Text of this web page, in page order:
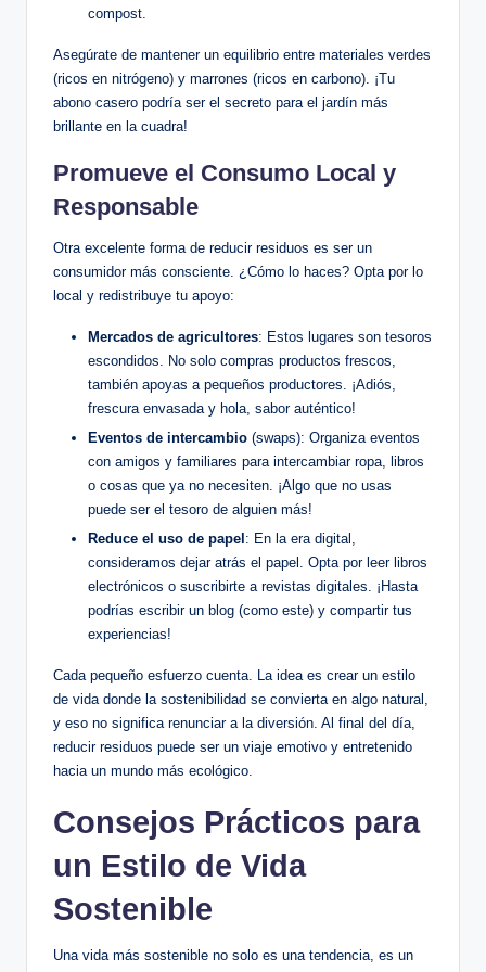
compost.
Asegúrate de mantener un equilibrio entre materiales verdes
(ricos en nitrógeno) y marrones (ricos en carbono). ¡Tu
abono casero podría ser el secreto para el jardín más
brillante en la cuadra!
Promueve el Consumo Local y
Responsable
Otra excelente forma de reducir residuos es ser un
consumidor más consciente. ¿Cómo lo haces? Opta por lo
local y redistribuye tu apoyo:
Mercados de agricultores: Estos lugares son tesoros
escondidos. No solo compras productos frescos,
también apoyas a pequeños productores. ¡Adiós,
frescura envasada y hola, sabor auténtico!
Eventos de intercambio (swaps): Organiza eventos
con amigos y familiares para intercambiar ropa, libros
o cosas que ya no necesiten. ¡Algo que no usas
puede ser el tesoro de alguien más!
Reduce el uso de papel : En la era digital,
consideramos dejar atrás el papel. Opta por leer libros
electrónicos o suscribirte a revistas digitales. ¡Hasta
podrías escribir un blog (como este) y compartir tus
experiencias!
Cada pequeño esfuerzo cuenta. La idea es crear un estilo
de vida donde la sostenibilidad se convierta en algo natural,
y eso no significa renunciar a la diversión. Al final del día,
reducir residuos puede ser un viaje emotivo y entretenido
hacia un mundo más ecológico.
Consejos Prácticos para
un Estilo de Vida
Sostenible
Una vida más sostenible no solo es una tendencia, es un